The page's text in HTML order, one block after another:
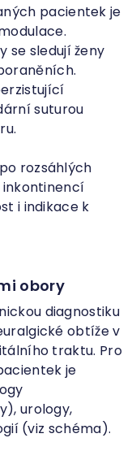
pacientek je
se sledují ženy
suturou
rozsáhlých
inkontinencí
i indikace k
obory
diagnostiku
obtíže v
traktu. Pro
je
urology,
(viz schéma).